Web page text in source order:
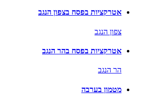
אטרקציות בפסח בצפון הנגב
צפון הנגב
אטרקציות בפסח בהר הנגב
הר הנגב
מטמון בערבה